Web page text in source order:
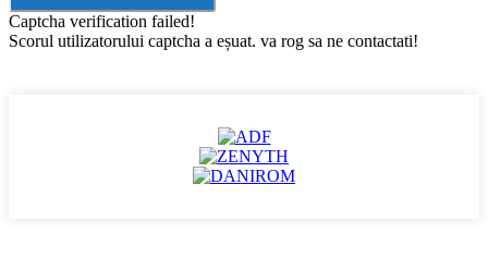
Captcha verification failed!
Scorul utilizatorului captcha a eșuat. va rog sa ne contactati!